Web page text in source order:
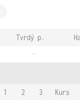
Tvrdý p.
-
1 2 3
Kurs